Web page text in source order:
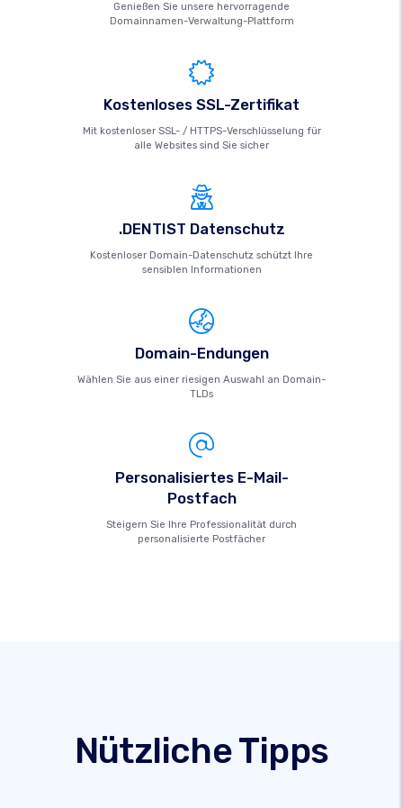
Genießen Sie unsere hervorragende
Domainnamen-Verwaltung-Plattform
Kostenloses SSL-Zertifikat
Mit kostenloser SSL- / HTTPS-Verschlüsselung für
alle Websites sind Sie sicher
.DENTIST Datenschutz
Kostenloser Domain-Datenschutz schützt Ihre
sensiblen Informationen
Domain-Endungen
Wählen Sie aus einer riesigen Auswahl an Domain-
TLDs
Personalisiertes E-Mail-
Postfach
Steigern Sie Ihre Professionalität durch
personalisierte Postfächer
Nützliche Tipps